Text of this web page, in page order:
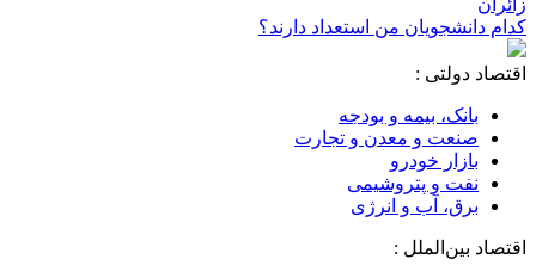
زائران
کدام دانشجویان من استعداد دارند؟
اقتصاد دولتی :
بانک، بیمه و بودجه
صنعت و معدن و تجارت
بازار خودرو
نفت و پتروشیمی
برق، آب و انرژی
اقتصاد بین‌الملل :